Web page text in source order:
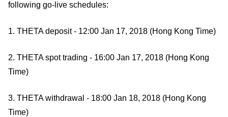
following go-live schedules:
1. THETA deposit - 12:00 Jan 17, 2018 (Hong Kong Time)
2. THETA spot trading - 16:00 Jan 17, 2018 (Hong Kong
Time)
3. THETA withdrawal - 18:00 Jan 18, 2018 (Hong Kong
Time)